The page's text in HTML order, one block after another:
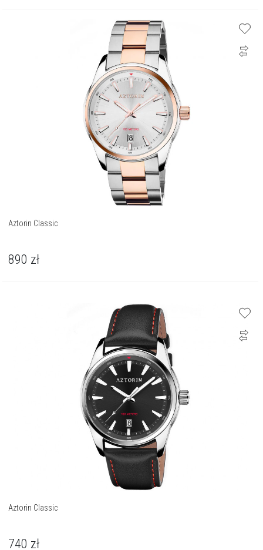
Aztorin Classic
890 zł
Aztorin Classic
740 zł